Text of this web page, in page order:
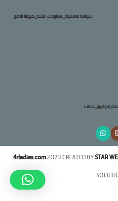
سياسة الاستبدالمعلومات الشحنطريقة الدفع
الايميلسناب
4rladies.com2023 CREATED BYSTAR